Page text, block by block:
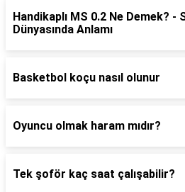
Handikaplı MS 0.2 Ne Demek? -
Dünyasında Anlamı
Basketbol koçu nasıl olunur
Oyuncu olmak haram mıdır?
Tek şoför kaç saat çalışabilir?